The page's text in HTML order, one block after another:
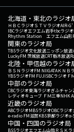
北海道・東北のラジオ
ＨＢＣラジオＳＴＶラジオAIR-G'
IBCラジオエフエム岩手tbcラジオ
Rhythm Station エフエム山形
関東のラジオ局
TBSラジオ文化放送ニッポン放送
LuckyFM 茨城放送CRT栃木放送
北陸・甲信越のラジオ
ＢＳＮラジオFM NIIGATAＫＮＢ
YBSラジオFM FUJISBCラジオ Ｆ
中部のラジオ局
CBCラジオ東海ラジオぎふチャン
レディオキューブ ＦＭ三重NHK
近畿のラジオ局
ABCラジオMBSラジオOBCラジオ
e-radio FM滋賀KBS京都ラジオα-
中国・四国のラジオ局
BSSラジオエフエム山陰ＲＳＫラ